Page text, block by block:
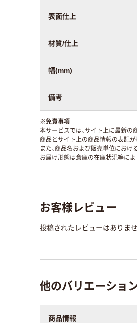
表面仕上
材質/仕上
幅(mm)
備考
※免責事項
本サービスでは、サイト上に最新の
商品とサイト上の商品情報の表記
また、商品名および販売単位におけ
お届け形態は倉庫の在庫状況等に
お客様レビュー
投稿されたレビューはありま
他のバリエーショ
商品情報